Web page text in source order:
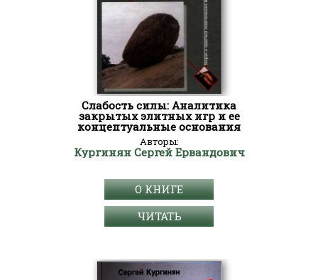
Слабость силы: Аналитика
закрытых элитных игр и ее
концептуальные основания
Авторы:
Кургинян Сергей Ервандович
О КНИГЕ
ЧИТАТЬ